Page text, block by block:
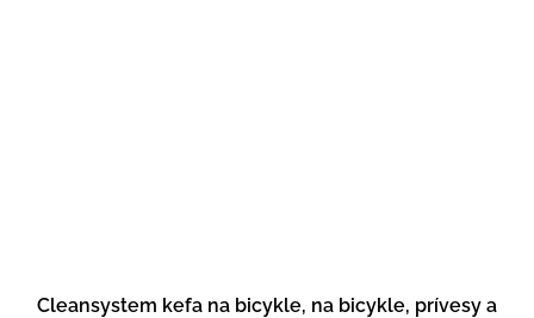
Cleansystem kefa na bicykle, na bicykle, prívesy a